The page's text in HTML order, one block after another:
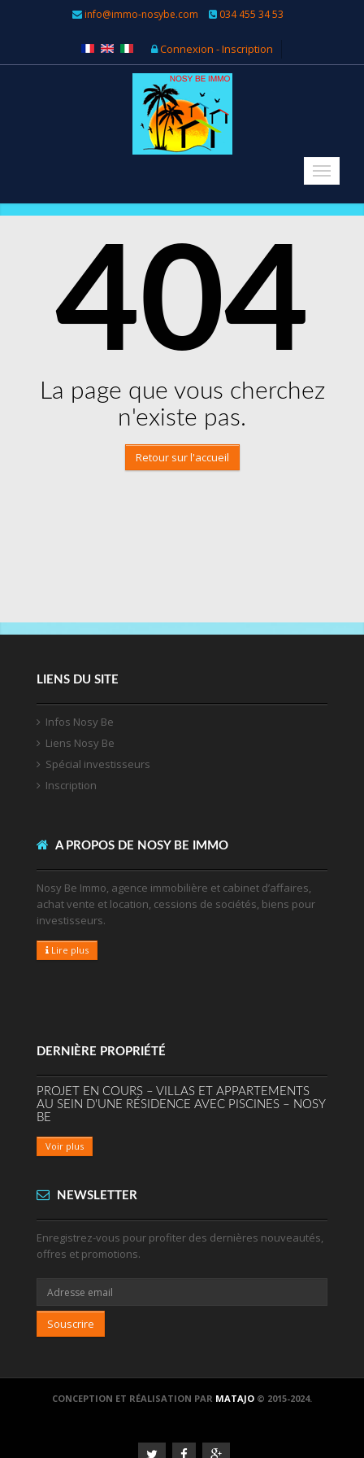
info@immo-nosybe.com 034 455 34 53
Connexion - Inscription
404
La page que vous cherchez
n'existe pas.
Retour sur l'accueil
LIENS DU SITE
Infos Nosy Be
Liens Nosy Be
Spécial investisseurs
Inscription
A PROPOS DE NOSY BE IMMO
Nosy Be Immo, agence immobilière et cabinet d’affaires,
achat vente et location, cessions de sociétés, biens pour
investisseurs.
Lire plus
DERNIÈRE PROPRIÉTÉ
PROJET EN COURS – VILLAS ET APPARTEMENTS
AU SEIN D'UNE RÉSIDENCE AVEC PISCINES – NOSY
BE
Voir plus
NEWSLETTER
Enregistrez-vous pour profiter des dernières nouveautés,
offres et promotions.
Souscrire
CONCEPTION ET RÉALISATION PAR MATAJO © 2015-2024.